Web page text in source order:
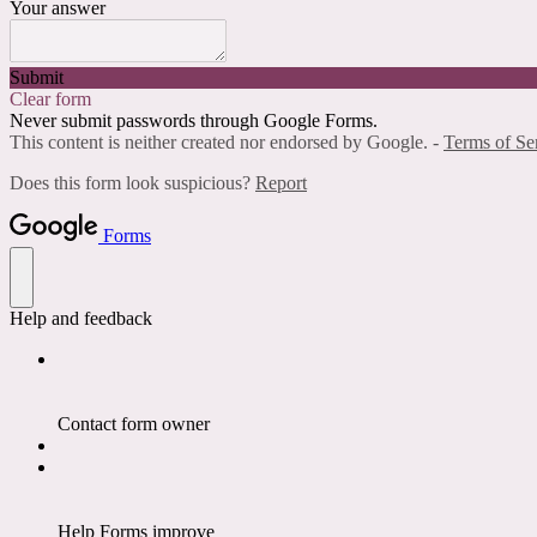
Your answer
Submit
Clear form
Never submit passwords through Google Forms.
This content is neither created nor endorsed by Google. - Terms of
Does this form look suspicious? Report
Forms
Help and feedback
Contact form owner
Help Forms improve